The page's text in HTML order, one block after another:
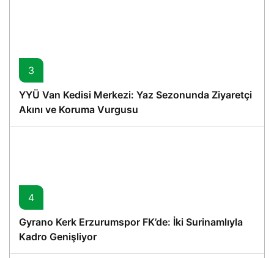
3
YYÜ Van Kedisi Merkezi: Yaz Sezonunda Ziyaretçi
Akını ve Koruma Vurgusu
4
Gyrano Kerk Erzurumspor FK’de: İki Surinamlıyla
Kadro Genişliyor